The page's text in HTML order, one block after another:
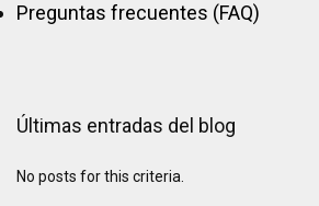
Preguntas frecuentes (FAQ)
Últimas entradas del blog
No posts for this criteria.